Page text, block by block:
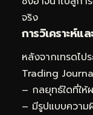
จริง
การวิเคราะห์แ
หลังจากเทรดไป
Trading
– กลยุทธ์ใดที่ให้
– มีรูปแบบความ